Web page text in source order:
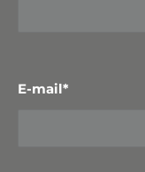
E-mail*